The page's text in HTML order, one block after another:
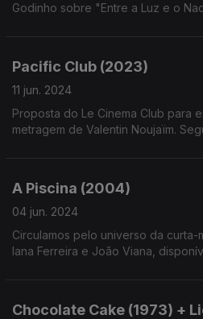
Godinho sobre "Entre a Luz e o
Pacific Club (2023)
11 jun. 2024
Proposta do Le Cinema Club para
metragem de Valentin Noujaïm. Seguindo os traços das praças
A Piscina (2004)
04 jun. 2024
Circulamos pelo universo da
Iana Ferreira e João Viana,
Chocolate Cake (1973) +